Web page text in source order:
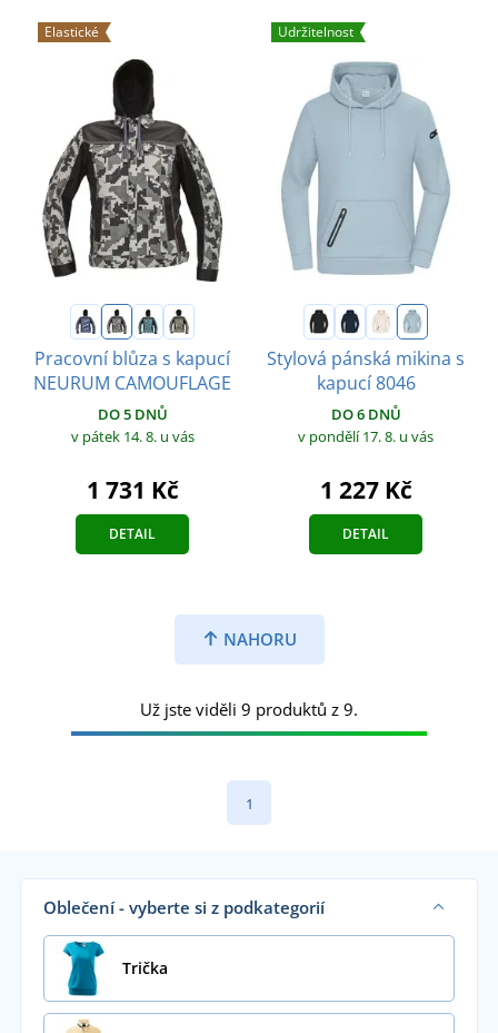
Elastické
Pracovní blůza s kapucí
NEURUM CAMOUFLAGE
DO 5 DNŮ
v pátek 14. 8. u vás
1 731 Kč
DETAIL
Udržitelnost
Stylová pánská mikina s
kapucí 8046
DO 6 DNŮ
v pondělí 17. 8. u vás
1 227 Kč
DETAIL
NAHORU
Už jste viděli 9 produktů z 9.
1
Oblečení - vyberte si z podkategorií
Trička